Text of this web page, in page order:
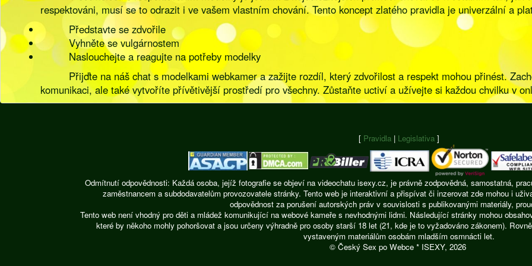
respektováni, musí se to odrazit i ve vašem vlastním chování. Tento koncept zlatého pravidla je univerzální a
Představte se zdvořile
Vyhněte se vulgárnostem
Naslouchejte a reagujte na potřeby modelky
Přijďte na náš chat s modelkami webkamer a zažijte rozdíl, který zdvořilost a respekt mohou přinést.
komunikaci, ale také vytvoříte přívětivější prostředí pro všechny. Zůstaňte uctiví a užívejte si každou chvilku v
[ Pravidla | Legislativa ]
Odmítnutí odpovědnosti: Každá osoba, jejíž fotografie se objeví na videochatu isexy.cz, je právně zodpovědná, samostatná,
zaměstnancem a subdodavatelům provozovatele stránky. Tento web je interaktivní a přispívat či inzerovat zde mohou i
odpovědnost za porušení autorských práv v souvislosti s publikovanými materiály,
Tento web není vhodný pro děti a mládež komunikující na webové kameře s nevhodnými lidmi. Následující stránky mohou
které by někoho mohly pohoršovat a jsou určeny výhradně pro osoby starší 18 let (21, kde je to vyžadováno zákonem).
vystaveným materiálům osobám mladším osmnácti let.
© Český Sex po Webce * ISEXY, 2026